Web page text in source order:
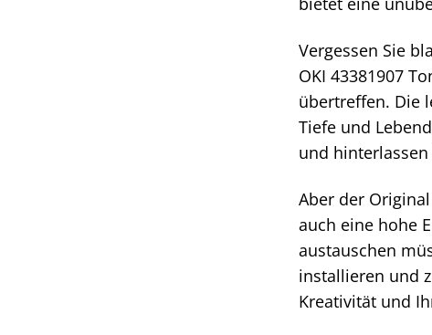
Vergessen Sie
OKI 43381907
übertreffen. Die
Tiefe und
und
Aber der
auch eine hohe
austauschen
installieren und
Kreativität und